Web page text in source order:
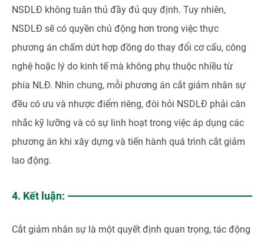
NSDLĐ không tuân thủ đầy đủ quy định. Tuy nhiên,
NSDLĐ sẽ có quyền chủ động hơn trong việc thực
phương án chấm dứt hợp đồng do thay đổi cơ cấu, công
nghệ hoặc lý do kinh tế mà không phụ thuộc nhiều từ
phía NLĐ. Nhìn chung, mỗi phương án cắt giảm nhân sự
đều có ưu và nhược điểm riêng, đòi hỏi NSDLĐ phải cân
nhắc kỹ lưỡng và có sự linh hoạt trong việc áp dụng các
phương án khi xây dựng và tiến hành quá trình cắt giảm
lao động.
4. Kết luận:
Cắt giảm nhân sự là một quyết định quan trọng, tác động